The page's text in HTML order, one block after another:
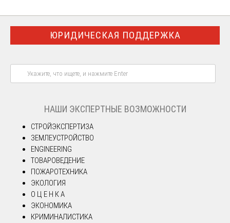
ЮРИДИЧЕСКАЯ ПОДДЕРЖКА
НАШИ ЭКСПЕРТНЫЕ ВОЗМОЖНОСТИ
СТРОЙЭКСПЕРТИЗА
ЗЕМЛЕУСТРОЙСТВО
ENGINEERING
ТОВАРОВЕДЕНИЕ
ПОЖАРОТЕХНИКА
ЭКОЛОГИЯ
О Ц Е Н К А
ЭКОНОМИКА
КРИМИНАЛИСТИКА